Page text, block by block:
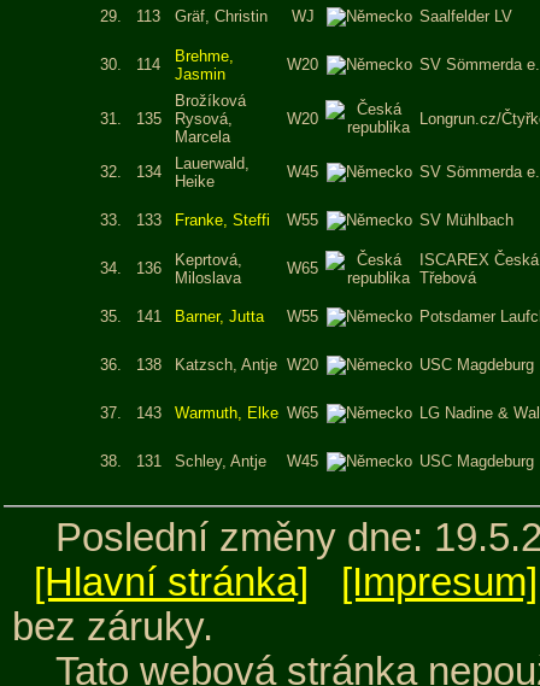
29. 113 Gräf, Christin WJ Saalfelder LV
30. 114
Brehme,
Jasmin
W20 SV Sömmerda
31. 135
Brožíková
Rysová,
Marcela
W20 Longrun.cz/
32. 134
Lauerwald,
Heike
W45 SV Sömmerda
33. 133 Franke, Steffi W55 SV Mühlbach
34. 136
Keprtová,
Miloslava
W65
ISCAREX Česká
Třebová
35. 141 Barner, Jutta W55 Potsdamer
36. 138 Katzsch, Antje W20 USC Magdeburg
37. 143 Warmuth, Elke W65 LG Nadine &
38. 131 Schley, Antje W45 USC Magdeburg
Poslední změny dne:
[Hlavní stránka]
[Impresum]
bez záruky.
Tato webová stránka